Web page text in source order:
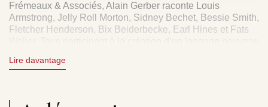
Frémeaux & Associés, Alain Gerber raconte Louis
Armstrong, Jelly Roll Morton, Sidney Bechet, Bessie Smith,
Fletcher Henderson, Bix Beiderbecke, Earl Hines et Fats
le swing. Une plongée au coeur du moment où,
Lire davantage